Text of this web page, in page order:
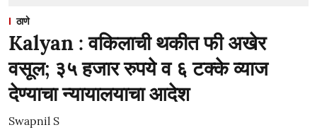
ठाणे
Kalyan : वकिलाची थकीत फी अखेर
वसूल; ३५ हजार रुपये व ६ टक्के व्याज
देण्याचा न्यायालयाचा आदेश
Swapnil S